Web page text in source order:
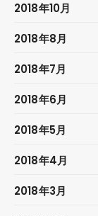
2018年10月
2018年8月
2018年7月
2018年6月
2018年5月
2018年4月
2018年3月